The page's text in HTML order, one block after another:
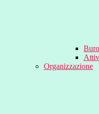
Organizzazione